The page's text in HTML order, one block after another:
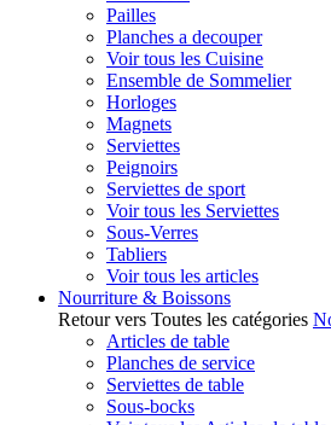
Pailles
Planches a decouper
Voir tous les Cuisine
Ensemble de Sommelier
Horloges
Magnets
Serviettes
Peignoirs
Serviettes de sport
Voir tous les Serviettes
Sous-Verres
Tabliers
Voir tous les articles
Nourriture & Boissons
Retour vers Toutes les catégories
Articles de table
Planches de service
Serviettes de table
Sous-bocks